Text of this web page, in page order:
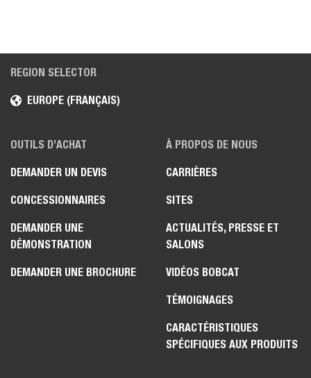
REGION SELECTOR
EUROPE (FRANÇAIS)
OUTILS D’ACHAT
DEMANDER UN DEVIS
CONCESSIONNAIRES
DEMANDER UNE
DÉMONSTRATION
DEMANDER UNE BROCHURE
À PROPOS DE NOUS
CARRIÈRES
SITES
ACTUALITÉS, PRESSE ET
SALONS
VIDÉOS BOBCAT
TÉMOIGNAGES
CARACTÉRISTIQUES
SPÉCIFIQUES AUX PRODUITS